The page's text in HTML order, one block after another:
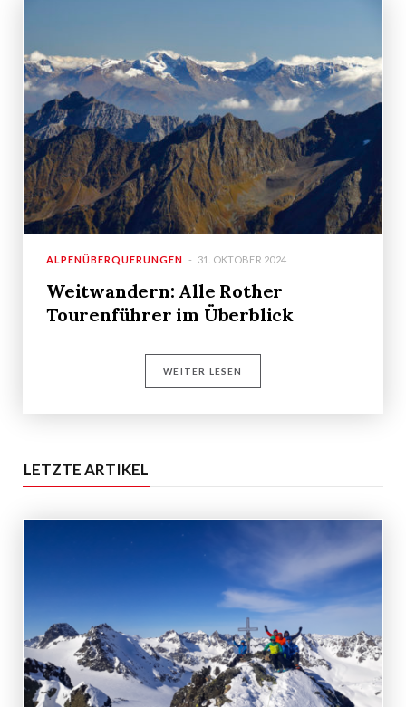
ALPENÜBERQUERUNGEN 31. OKTOBER 2024
Weitwandern: Alle Rother
Tourenführer im Überblick
WEITER LESEN
LETZTE ARTIKEL